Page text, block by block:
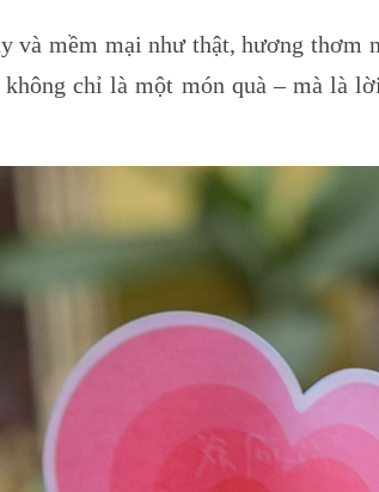
mềm mại như thật, hương thơm
chỉ là một món quà – mà là